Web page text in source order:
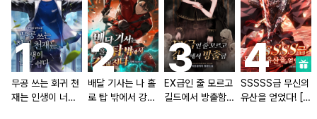
무공 쓰는 회귀 천
재는 인생이 너무
배달 기사는 나 홀
로 탑 밖에서 강해
EX급인 줄 모르고
길드에서 방출함
SSSSS급 무신의
유산을 얻었다! [단